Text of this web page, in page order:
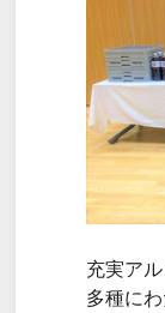
充実ア
多種に